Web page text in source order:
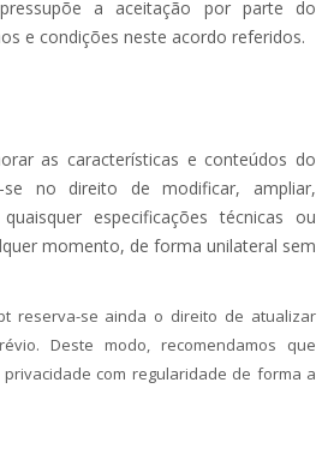
a aceitação por parte do
e condições neste acordo referidos.
as características e conteúdos do
se no direito de modificar, ampliar,
especificações técnicas ou
momento, de forma unilateral sem
reserva-se ainda o direito de atualizar
Deste modo, recomendamos que
com regularidade de forma a